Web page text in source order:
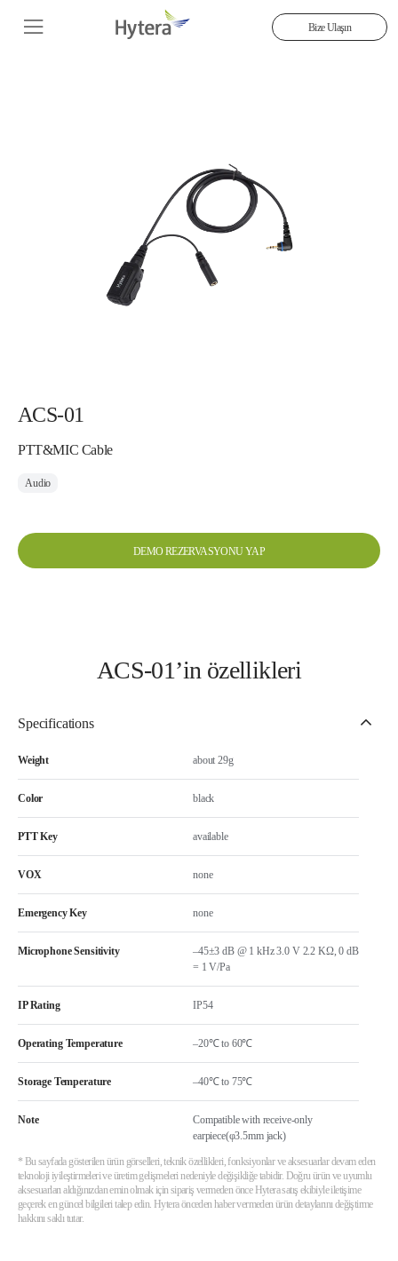
Bize Ulaşın
ACS-01
PTT&MIC Cable
Audio
DEMO REZERVASYONU YAP
ACS-01’in özellikleri
Specifications
Weight about 29g
Color black
PTT Key available
VOX none
Emergency Key none
Microphone Sensitivity
–45±3 dB @ 1 kHz 3.0 V 2.2 KΩ, 0 dB
= 1 V/Pa
IP Rating IP54
Operating Temperature –20℃ to 60℃
Storage Temperature –40℃ to 75℃
Note
Compatible with receive-only
earpiece(φ3.5mm jack)
* Bu sayfada gösterilen ürün görselleri, teknik özellikleri, fonksiyonlar ve aksesuarlar devam eden
teknoloji iyileştirmeleri ve üretim gelişmeleri nedeniyle değişikliğe tabidir. Doğru ürün ve uyumlu
aksesuarları aldığınızdan emin olmak için sipariş vermeden önce Hytera satış ekibiyle iletişime
geçerek en güncel bilgileri talep edin. Hytera önceden haber vermeden ürün detaylarını değiştirme
hakkını saklı tutar.